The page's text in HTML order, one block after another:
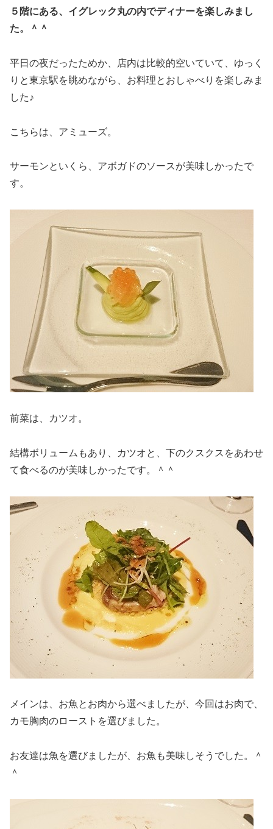
５階にある、イグレック丸の内でディナーを楽しみまし
た。＾＾
平日の夜だったためか、店内は比較的空いていて、ゆっく
りと東京駅を眺めながら、お料理とおしゃべりを楽しみま
した♪
こちらは、アミューズ。
サーモンといくら、アボガドのソースが美味しかったで
す。
前菜は、カツオ。
結構ボリュームもあり、カツオと、下のクスクスをあわせ
て食べるのが美味しかったです。＾＾
メインは、お魚とお肉から選べましたが、今回はお肉で、
カモ胸肉のローストを選びました。
お友達は魚を選びましたが、お魚も美味しそうでした。＾
＾